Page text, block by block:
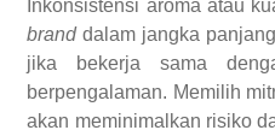
Inkonsistensi aroma atau
branddalam jangka
jika bekerja sama
berpengalaman. Memilih
akan meminimalkan risiko